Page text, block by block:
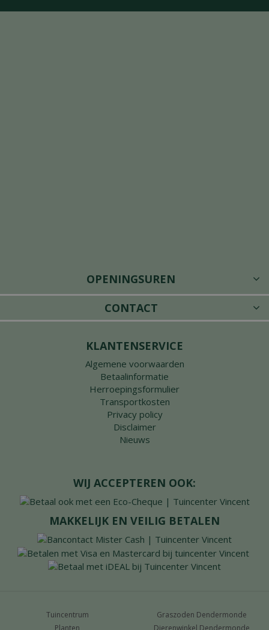
OPENINGSUREN
CONTACT
KLANTENSERVICE
Algemene voorwaarden
Betaalinformatie
Herroepingsformulier
Transportkosten
Privacy policy
Disclaimer
Nieuws
WIJ ACCEPTEREN OOK:
MAKKELIJK EN VEILIG BETALEN
Tuincentrum
Graszoden Dendermonde